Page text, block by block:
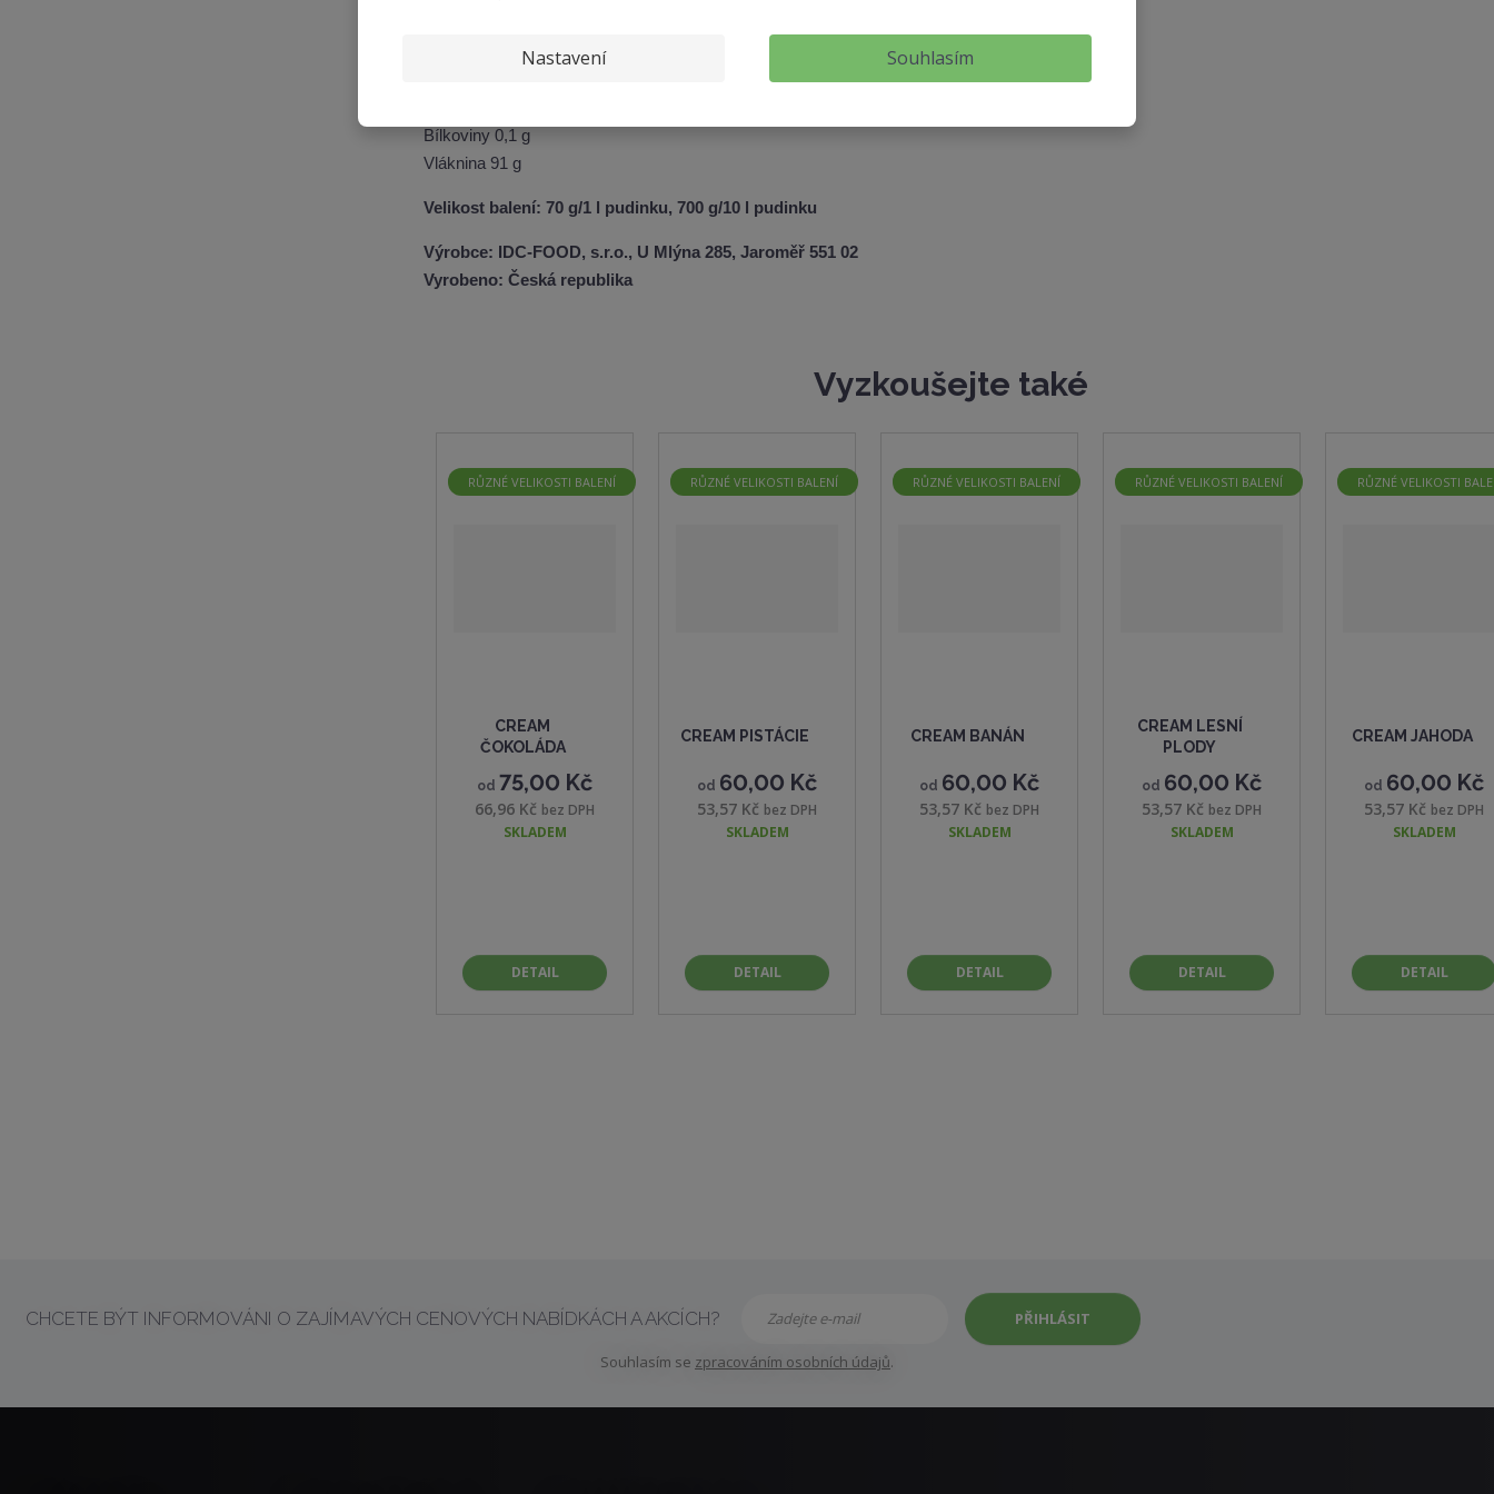
Nastavení Souhlasím
z toho nasycené 0,1 g
Bílkoviny 0,1 g
Vláknina 91 g
Velikost balení: 70 g/1 l pudinku, 700 g/10 l pudinku
Výrobce: IDC-FOOD, s.r.o., U Mlýna 285, Jaroměř 551 02
Vyrobeno: Česká republika
Vyzkoušejte také
RŮZNÉ VELIKOSTI BALENÍ
CREAM
ČOKOLÁDA
od 75,00 Kč
66,96 Kč bez DPH
SKLADEM
DETAIL
RŮZNÉ VELIKOSTI BALENÍ
CREAM PISTÁCIE
od 60,00 Kč
53,57 Kč bez DPH
SKLADEM
DETAIL
RŮZNÉ VELIKOSTI BALENÍ
CREAM BANÁN
od 60,00 Kč
53,57 Kč bez DPH
SKLADEM
DETAIL
RŮZNÉ VELIKOSTI BALENÍ
CREAM LESNÍ
PLODY
od 60,00 Kč
53,57 Kč bez DPH
SKLADEM
DETAIL
RŮZNÉ VELIKOSTI
CREAM JAHODA
od 60,00 Kč
53,57 Kč bez DPH
SKLADEM
DETAIL
CHCETE BÝT INFORMOVÁNI O ZAJÍMAVÝCH CENOVÝCH NABÍDKÁCH A AKCÍCH? PŘIHLÁSIT
Souhlasím se zpracováním osobních údajů.